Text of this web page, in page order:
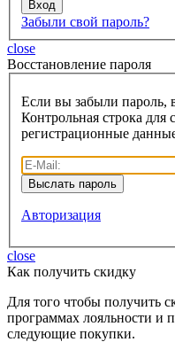
Забыли свой пароль?
close
Восcтановление пароля
Если вы забыли пароль,
Контрольная строка
регистрационные
Авторизация
close
Как получить скидку
Для того чтобы получить
программах лояльности и
следующие покупки.